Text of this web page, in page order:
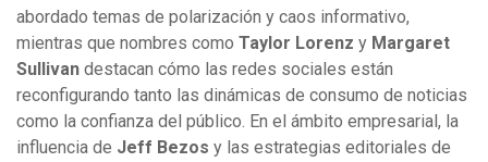
abordado temas de polarización y caos informativo,
mientras que nombres como Taylor Lorenz y Margaret
Sullivan destacan cómo las redes sociales están
reconfigurando tanto las dinámicas de consumo de noticias
como la confianza del público. En el ámbito empresarial, la
influencia de Jeff Bezos y las estrategias editoriales de